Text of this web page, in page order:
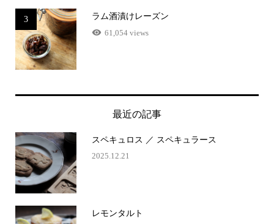
3
ラム酒漬けレーズン
61,054 views
最近の記事
スペキュロス ／ スペキュラース
2025.12.21
レモンタルト